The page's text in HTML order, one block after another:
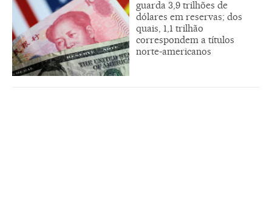
guarda 3,9 trilhões de
dólares em reservas; dos
quais, 1,1 trilhão
correspondem a títulos
norte-americanos